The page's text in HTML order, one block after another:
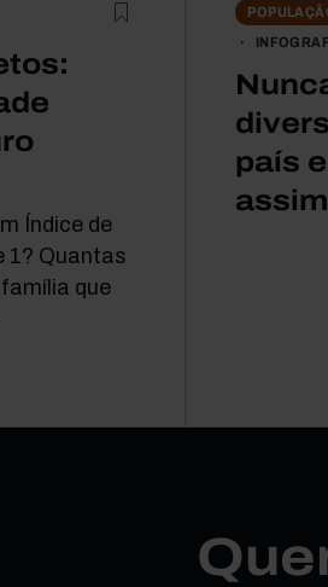
Índice de
1? Quantas
que
país